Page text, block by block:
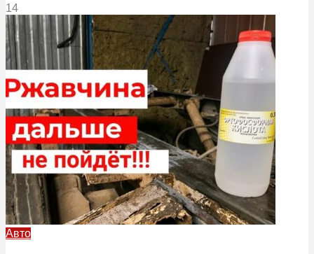
14
Авто